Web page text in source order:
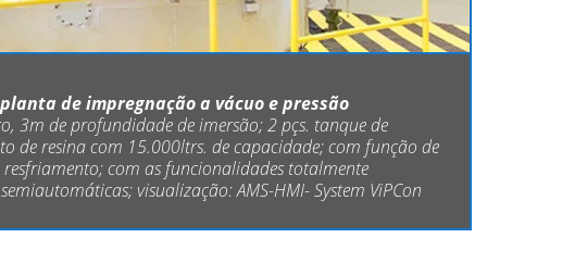
de impregnação a vácuo e pressão
3m de profundidade de imersão; 2 pçs. tanque de
de resina com 15.000ltrs. de capacidade; com função de
com as funcionalidades totalmente
visualização: AMS-HMI- System ViPCon